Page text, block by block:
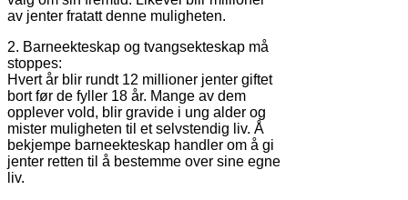
av jenter fratatt denne muligheten.
2. Barneekteskap og tvangsekteskap må
stoppes:
Hvert år blir rundt 12 millioner jenter giftet
bort før de fyller 18 år. Mange av dem
opplever vold, blir gravide i ung alder og
mister muligheten til et selvstendig liv. Å
bekjempe barneekteskap handler om å gi
jenter retten til å bestemme over sine egne
liv.